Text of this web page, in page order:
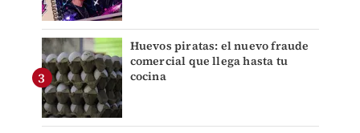
Huevos piratas: el nuevo fraude
comercial que llega hasta tu
cocina